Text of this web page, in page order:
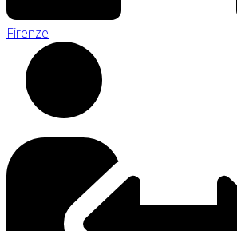
Firenze